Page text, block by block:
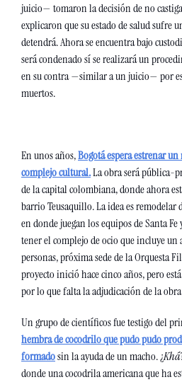
juicio— tomaron la decisión de no
explicaron que su estado de salud sufre
detendrá. Ahora se encuentra bajo
será condenado sí se realizará un
en su contra —similar a un juicio— por
muertos.
En unos años, Bogotá espera estrenar
complejo cultural. La obra será pública-
de la capital colombiana, donde ahora
barrio Teusaquillo. La idea es remodelar
en donde juegan los equipos de Santa
tener el complejo de ocio que incluye un
personas, próxima sede de la Orquesta
proyecto inició hace cinco años, pero
por lo que falta la adjudicación de la
Un grupo de científicos fue testigo del
hembra de cocodrilo que pudo pudo
formado sin la ayuda de un macho. ¿Khá
donde una cocodrila americana que ha